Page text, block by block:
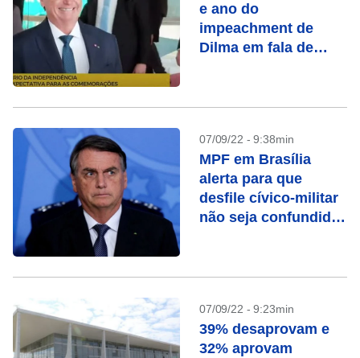
e ano do
impeachment de
Dilma em fala de
07/09/22 - 9:38min
MPF em Brasília
alerta para que
desfile cívico-militar
não seja confundido
07/09/22 - 9:23min
39% desaprovam e
32% aprovam